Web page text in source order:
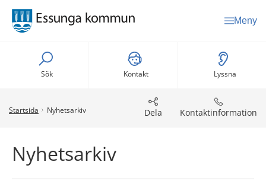
Meny
Sök Kontakt Lyssna
Startsida Nyhetsarkiv Dela Kontaktinformation
Nyhetsarkiv